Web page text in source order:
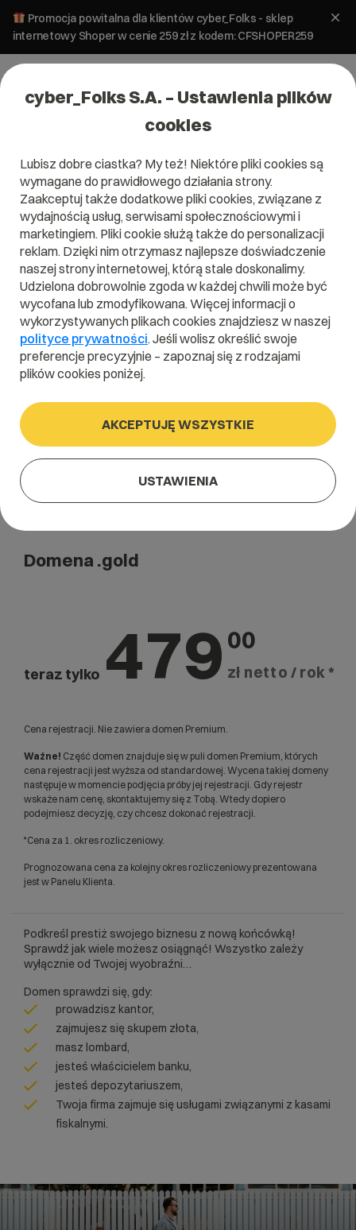
Promocja powitalna dla klientów cyber_Folks - sklep
internetowy Shoper w cenie 259 zł z kodem: CFSHOPER259
Domena .gold
Domena na miarę złota!
.gold
Szukaj
Domena .gold
teraz tylko 479 00
zł netto / rok *
Cena rejestracji. Nie zawiera domen Premium.
Ważne! Część domen znajduje się w puli domen Premium, których
cena rejestracji jest wyższa od standardowej. Wycena takiej domeny
następuje w momencie podjęcia próby jej rejestracji. Gdy rejestr
wskaże nam cenę, skontaktujemy się z Tobą. Wtedy dopiero
podejmiesz decyzję, czy chcesz dokonać rejestracji.
*Cena za 1. okres rozliczeniowy.
Prognozowana cena za kolejny okres rozliczeniowy prezentowana
jest w Panelu Klienta.
Podkreśl prestiż swojego biznesu z nową końcówką!
Sprawdź jak wiele możesz osiągnąć! Wszystko zależy
wyłącznie od Twojej wyobraźni…
Domen sprawdzi się, gdy:
prowadzisz kantor,
zajmujesz się skupem złota,
masz lombard,
jesteś właścicielem banku,
jesteś depozytariuszem,
Twoja firma zajmuje się usługami związanymi z kasami
fiskalnymi.
cyber_Folks S.A. – Ustawienia plików
cookies
Lubisz dobre ciastka? My też! Niektóre pliki cookies są
wymagane do prawidłowego działania strony.
Zaakceptuj także dodatkowe pliki cookies, związane z
wydajnością usług, serwisami społecznościowymi i
marketingiem. Pliki cookie służą także do personalizacji
reklam. Dzięki nim otrzymasz najlepsze doświadczenie
naszej strony internetowej, którą stale doskonalimy.
Udzielona dobrowolnie zgoda w każdej chwili może być
wycofana lub zmodyfikowana. Więcej informacji o
wykorzystywanych plikach cookies znajdziesz w naszej
polityce prywatności. Jeśli wolisz określić swoje
preferencje precyzyjnie – zapoznaj się z rodzajami
plików cookies poniżej.
AKCEPTUJĘ WSZYSTKIE
USTAWIENIA